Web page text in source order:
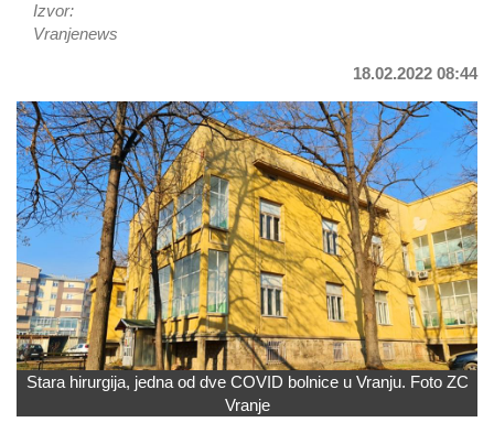
Izvor:
Vranjenews
18.02.2022 08:44
Stara hirurgija, jedna od dve COVID bolnice u Vranju. Foto ZC
Vranje